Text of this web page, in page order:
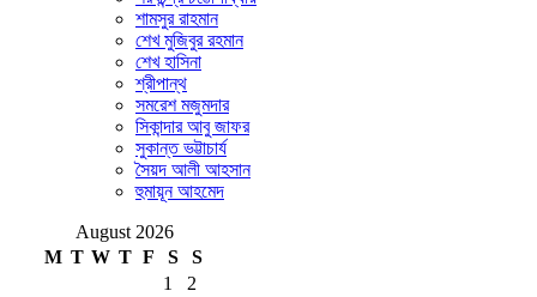
শামসুর রাহমান
শেখ মুজিবুর রহমান
শেখ হাসিনা
শ্রীপান্থ
সমরেশ মজুমদার
সিকান্দার আবু জাফর
সুকান্ত ভট্টাচার্য
সৈয়দ আলী আহসান
হুমায়ূন আহমেদ
August 2026
M T W T F S
S
1
2